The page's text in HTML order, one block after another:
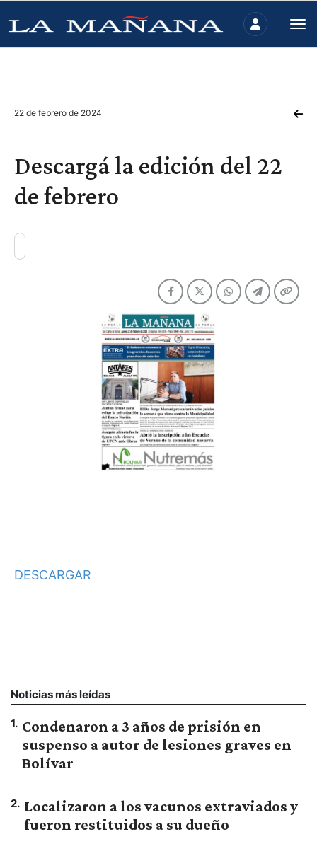
22 de febrero de 2024
Descargá la edición del 22
de febrero
DESCARGAR
Noticias más leídas
1. Condenaron a 3 años de prisión en
suspenso a autor de lesiones graves en
Bolívar
2. Localizaron a los vacunos extraviados y
fueron restituidos a su dueño